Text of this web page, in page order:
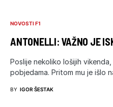
NOVOSTI F1
ANTONELLI: VAŽNO JE
Poslije nekoliko lošijih
pobjedama. Pritom mu je išlo
BY IGOR ŠESTAK